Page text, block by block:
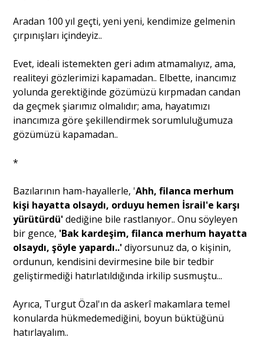
Aradan 100 yıl geçti, yeni yeni, kendimize gelmenin
çırpınışları içindeyiz..
Evet, ideali istemekten geri adım atmamalıyız, ama,
realiteyi gözlerimizi kapamadan.. Elbette, inancımız
yolunda gerektiğinde gözümüzü kırpmadan candan
da geçmek şiarımız olmalıdır; ama, hayatımızı
inancımıza göre şekillendirmek sorumluluğumuza
gözümüzü kapamadan..
*
Bazılarının ham-hayallerle, 'Ahh, filanca merhum
kişi hayatta olsaydı, orduyu hemen İsrail'e karşı
yürütürdü'dediğine bile rastlanıyor.. Onu söyleyen
bir gence, 'Bak kardeşim, filanca merhum hayatta
olsaydı, şöyle yapardı..'diyorsunuz da, o kişinin,
ordunun, kendisini devirmesine bile bir tedbir
geliştirmediği hatırlatıldığında irkilip susmuştu...
Ayrıca, Turgut Özal'ın da askerî makamlara temel
konularda hükmedemediğini, boyun büktüğünü
hatırlayalım..